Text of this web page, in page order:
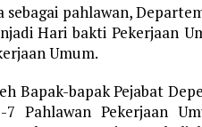
pahlawan,
Hari bakti Pekerjaan
Umum.
Bapak-bapak Pejabat
Pahlawan Pekerjaan